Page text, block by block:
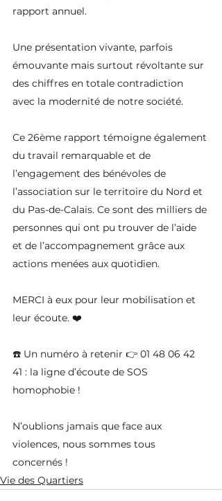
rapport annuel.
Une présentation vivante, parfois
émouvante mais surtout révoltante sur
des chiffres en totale contradiction
avec la modernité de notre société.
Ce 26ème rapport témoigne également
du travail remarquable et de
l’engagement des bénévoles de
l’association sur le territoire du Nord et
du Pas-de-Calais. Ce sont des milliers de
personnes qui ont pu trouver de l’aide
et de l’accompagnement grâce aux
actions menées aux quotidien.
MERCI à eux pour leur mobilisation et
leur écoute. ❤️
☎️ Un numéro à retenir 👉 01 48 06 42
41 : la ligne d’écoute de SOS
homophobie !
N’oublions jamais que face aux
violences, nous sommes tous
concernés !
Vie des Quartiers